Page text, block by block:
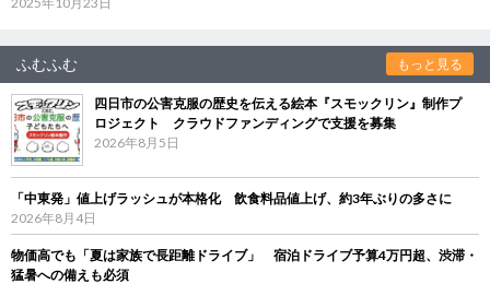
ふむふむ もっと見る
四日市の公害克服の歴史を伝える絵本『スモックリン』制作プ
ロジェクト クラウドファンディングで支援を募集
2026年8月5日
「中東発」値上げラッシュが本格化 飲食料品値上げ、約3年ぶりの多さに
2026年8月4日
物価高でも「夏は家族で長距離ドライブ」 宿泊ドライブ予算4万円超、渋滞・
猛暑への備えも必須